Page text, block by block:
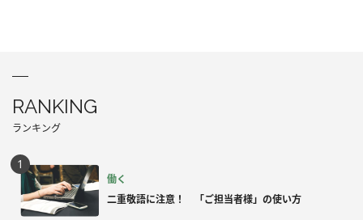
RANKING
ランキング
働く
二重敬語に注意！ 「ご担当者様」の使い方